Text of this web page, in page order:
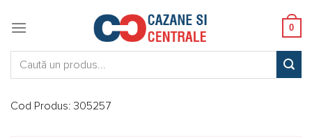
0
Cod Produs: 305257